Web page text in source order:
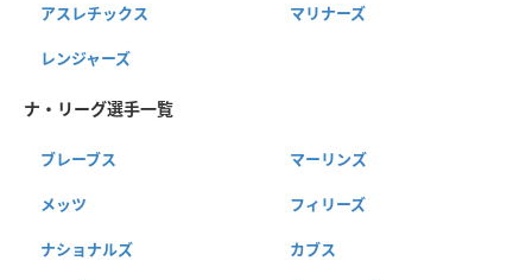
アスレチックス マリナーズ
レンジャーズ
ナ・リーグ選手一覧
ブレーブス マーリンズ
メッツ フィリーズ
ナショナルズ カブス